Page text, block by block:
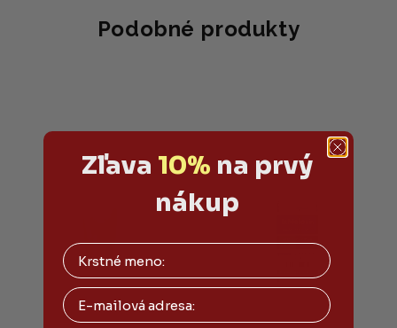
hviezdičiek.
Podobné produkty
Zľava 10% na prvý
nákup
Email